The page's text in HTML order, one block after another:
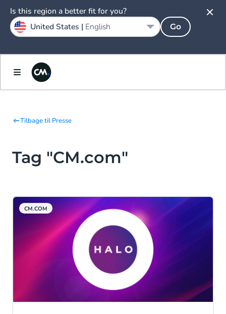
Tilbage til Presse
Tag "CM.com"
CM.COM
Is this region a better fit for you?
United States | English Go